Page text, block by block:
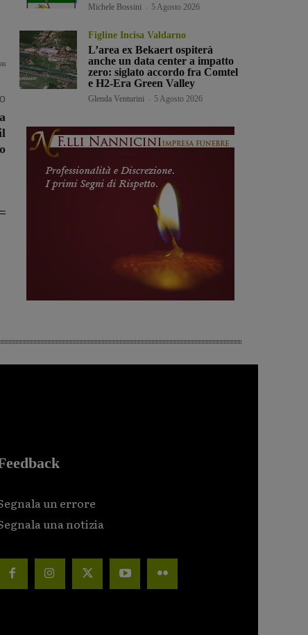
Michele Bossini 5 Agosto 2026
Figline Incisa Valdarno
L’area ex Bekaert ospiterà
anche un data center a impatto
zero: siglato accordo fra Comtel
e H2-Era Green Valley
Glenda Venturini 5 Agosto 2026
un errore
una notizia